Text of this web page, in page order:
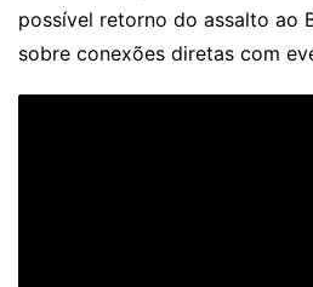
possível retorno do assalto ao
sobre conexões diretas com